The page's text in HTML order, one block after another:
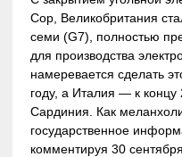
Сор, Великобритания
семи (G7), полностью
для производства
намеревается сделать
году, а Италия — к концу
Сардиния. Как
государственное
комментируя 30